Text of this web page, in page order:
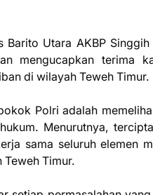
Barito Utara AKBP
mengucapkan terima
di wilayah Teweh Timur.
Polri adalah
Menurutnya,
sama seluruh elemen
Timur.